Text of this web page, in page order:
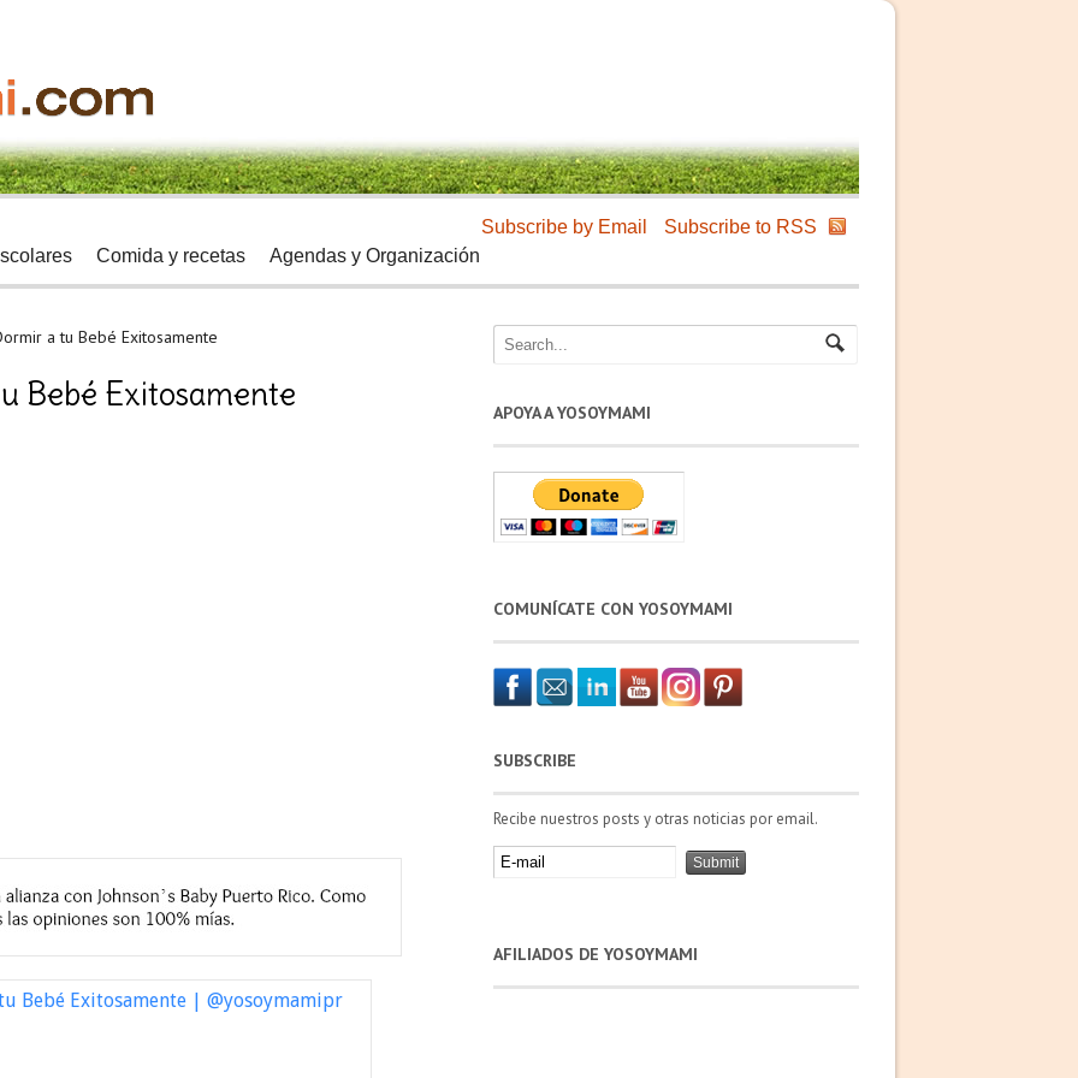
Subscribe by Email
Subscribe to RSS
Comida y recetas Agendas y Organización
a tu Bebé Exitosamente
Bebé Exitosamente APOYA A YOSOYMAMI
COMUNÍCATE CON YOSOYMAMI
SUBSCRIBE
Recibe nuestros posts y otras noticias por email.
AFILIADOS DE YOSOYMAMI